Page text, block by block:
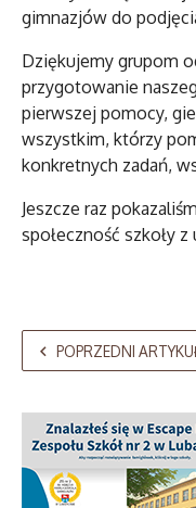
gimnazjów do
Dziękujemy grupom
przygotowanie
pierwszej pomocy,
wszystkim, którzy
konkretnych zadań,
Jeszcze raz
społeczność szkoły z
POPRZEDNI